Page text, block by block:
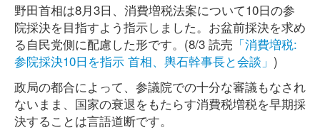
野田首相は8月3日、消費増税法案について10日の参
院採決を目指すよう指示しました。お盆前採決を求め
る自民党側に配慮した形です。(8/3 読売 「消費増税:
参院採決10日を指示 首相、輿石幹事長と会談」 )
政局の都合によって、参議院での十分な審議もなされ
ないまま、国家の衰退をもたらす消費税増税を早期採
決することは言語道断です。